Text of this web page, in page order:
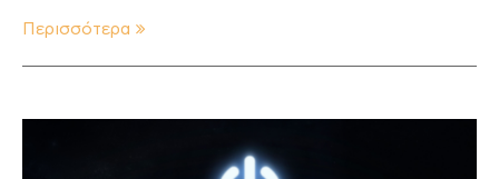
Περισσότερα